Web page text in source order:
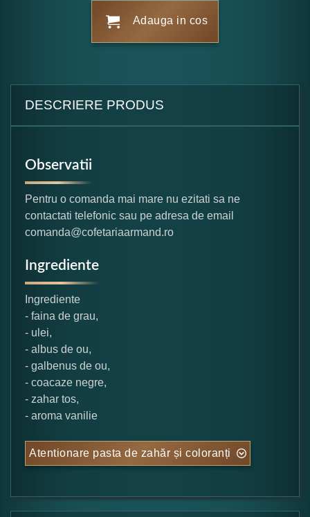
Adauga in cos
DESCRIERE PRODUS
Observatii
Pentru o comanda mai mare nu ezitati sa ne
contactati telefonic sau pe adresa de email
comanda@cofetariaarmand.ro
Ingrediente
Ingrediente
- faina de grau,
- ulei,
- albus de ou,
- galbenus de ou,
- coacaze negre,
- zahar tos,
- aroma vanilie
Atentionare pasta de zahăr și coloranți